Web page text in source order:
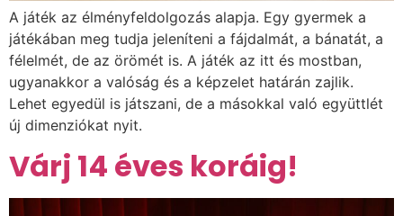
A játék az élményfeldolgozás alapja. Egy gyermek a
játékában meg tudja jeleníteni a fájdalmát, a bánatát, a
félelmét, de az örömét is. A játék az itt és mostban,
ugyanakkor a valóság és a képzelet határán zajlik.
Lehet egyedül is játszani, de a másokkal való együttlét
új dimenziókat nyit.
Várj 14 éves koráig!